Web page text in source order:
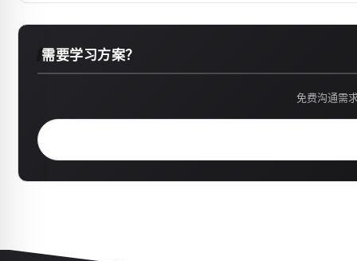
需要学习方案？
免费沟通需